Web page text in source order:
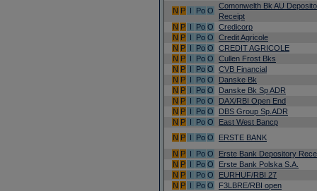
N P I Po O
Comonwelth Bk AU
Receipt
N P I Po O
Credicorp
N P I Po O
Credit Agricole
N P I Po O
CREDIT AGRICOLE
N P I Po O
Cullen Frost Bks
N P I Po O
CVB Financial
N P I Po O
Danske Bk
N P I Po O
Danske Bk Sp ADR
N P I Po O
DAX/RBI Open End
N P I Po O
DBS Group Sp.ADR
N P I Po O
East West Bancp
N P I Po O
ERSTE BANK
N P I Po O
Erste Bank Depository
N P I Po O
Erste Bank Polska S.A.
N P I Po O
EURHUF/RBI 27
N P I Po O
F3LBRE/RBI open